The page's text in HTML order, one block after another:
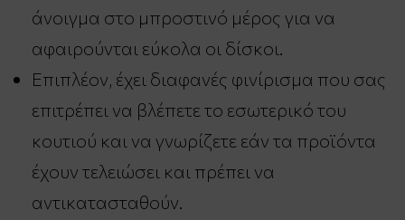
άνοιγμα στο μπροστινό μέρος για να
αφαιρούνται εύκολα οι δίσκοι.
Επιπλέον, έχει διαφανές φινίρισμα που σας
επιτρέπει να βλέπετε το εσωτερικό του
κουτιού και να γνωρίζετε εάν τα προϊόντα
έχουν τελειώσει και πρέπει να
αντικατασταθούν.